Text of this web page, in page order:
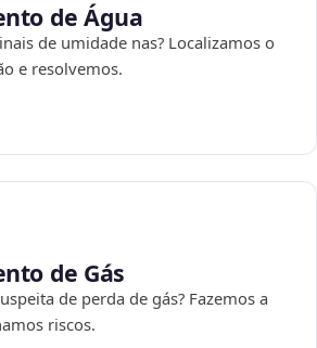
de Água
de umidade nas? Localizamos o
e resolvemos.
de Gás
de perda de gás? Fazemos a
riscos.